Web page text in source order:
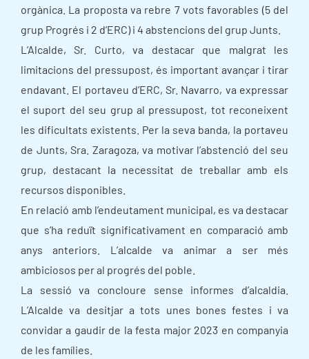
orgànica. La proposta va rebre 7 vots favorables (5 del
grup Progrés i 2 d’ERC) i 4 abstencions del grup Junts.
L’Alcalde, Sr. Curto, va destacar que malgrat les
limitacions del pressupost, és important avançar i tirar
endavant. El portaveu d’ERC, Sr. Navarro, va expressar
el suport del seu grup al pressupost, tot reconeixent
les dificultats existents. Per la seva banda, la portaveu
de Junts, Sra. Zaragoza, va motivar l’abstenció del seu
grup, destacant la necessitat de treballar amb els
recursos disponibles.
En relació amb l’endeutament municipal, es va destacar
que s’ha reduït significativament en comparació amb
anys anteriors. L’alcalde va animar a ser més
ambiciosos per al progrés del poble.
La sessió va concloure sense informes d’alcaldia.
L’Alcalde va desitjar a tots unes bones festes i va
convidar a gaudir de la festa major 2023 en companyia
de les famílies.